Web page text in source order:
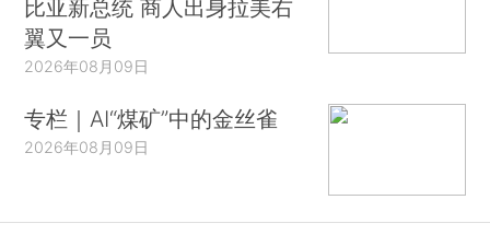
比亚新总统 商人出身拉美右
翼又一员
2026年08月09日
专栏｜AI“煤矿”中的金丝雀
2026年08月09日